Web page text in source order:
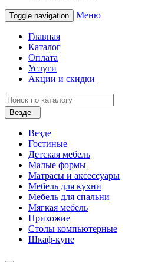
Toggle navigation Меню
Главная
Каталог
Оплата
Услуги
Акции и скидки
Везде
Везде
Гостиные
Детская мебель
Малые формы
Матрасы и аксессуары
Мебель для кухни
Мебель для спальни
Мягкая мебель
Прихожие
Столы компьютерные
Шкаф-купе